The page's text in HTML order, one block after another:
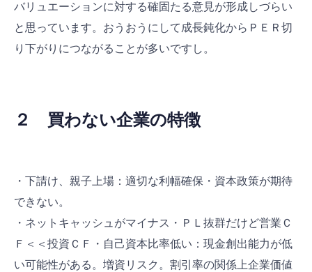
バリュエーションに対する確固たる意見が形成しづらい
と思っています。おうおうにして成長鈍化からＰＥＲ切
り下がりにつながることが多いですし。
２ 買わない企業の特徴
・下請け、親子上場：適切な利幅確保・資本政策が期待
できない。
・ネットキャッシュがマイナス・ＰＬ抜群だけど営業Ｃ
Ｆ＜＜投資ＣＦ・自己資本比率低い：現金創出能力が低
い可能性がある。増資リスク。割引率の関係上企業価値